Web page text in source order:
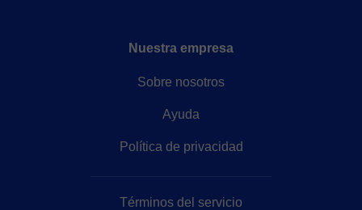
Nuestra empresa
Sobre nosotros
Ayuda
Política de privacidad
Términos del servicio